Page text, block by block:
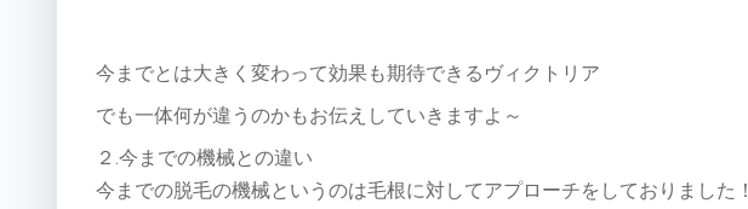
今までとは大きく変わって効果も期待できるヴィクトリア
でも一体何が違うのかもお伝えしていきますよ～
２.今までの機械との違い
今までの脱毛の機械というのは毛根に対してアプローチをしておりました！